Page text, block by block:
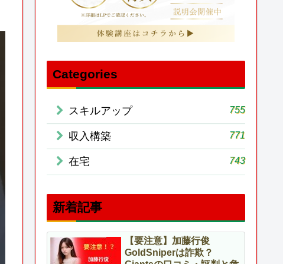
Categories
スキルアップ 755
収入構築 771
在宅 743
新着記事
【要注意】加藤行俊
GoldSniperは詐欺？